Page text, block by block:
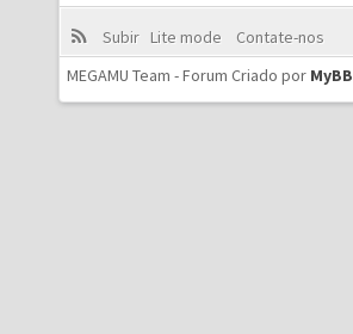
Subir Lite mode
Contate-nos
MEGAMU Team - Forum Criado por MyBB